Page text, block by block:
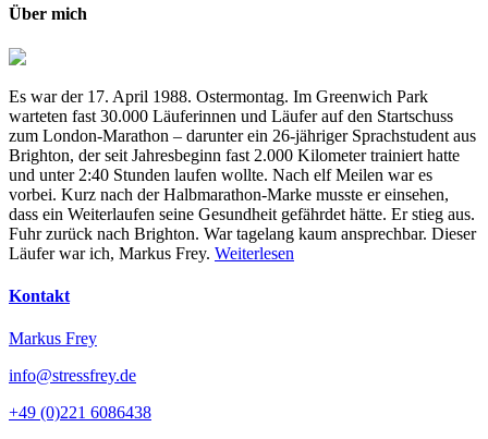
Über mich
Es war der 17. April 1988. Ostermontag. Im Greenwich Park
warteten fast 30.000 Läuferinnen und Läufer auf den Startschuss
zum London-Marathon – darunter ein 26-jähriger Sprachstudent aus
Brighton, der seit Jahresbeginn fast 2.000 Kilometer trainiert hatte
und unter 2:40 Stunden laufen wollte. Nach elf Meilen war es
vorbei. Kurz nach der Halbmarathon-Marke musste er einsehen,
dass ein Weiterlaufen seine Gesundheit gefährdet hätte. Er stieg aus.
Fuhr zurück nach Brighton. War tagelang kaum ansprechbar. Dieser
Läufer war ich, Markus Frey. Weiterlesen
Kontakt
Markus Frey
info@stressfrey.de
+49 (0)221 6086438